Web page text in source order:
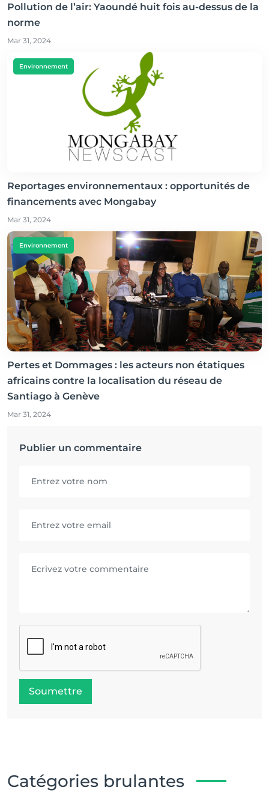
Pollution de l’air: Yaoundé huit fois au-dessus de la
norme
Mar 31, 2024
Environnement
Reportages environnementaux : opportunités de
financements avec Mongabay
Mar 31, 2024
Environnement
Pertes et Dommages : les acteurs non étatiques
africains contre la localisation du réseau de
Santiago à Genève
Mar 31, 2024
Publier un commentaire
Soumettre
Catégories brulantes